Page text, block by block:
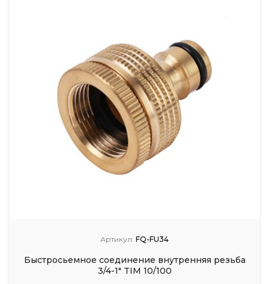
Артикул: FQ-FU34
Быстросьемное соединение внутренняя резьба
3/4-1" TIM 10/100